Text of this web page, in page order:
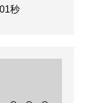
秒